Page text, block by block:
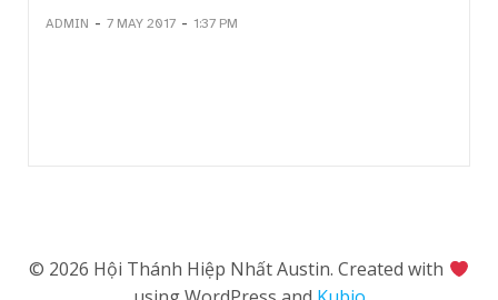
ADMIN - 7 MAY 2017 - 1:37 PM
© 2026 Hội Thánh Hiệp Nhất Austin. Created with